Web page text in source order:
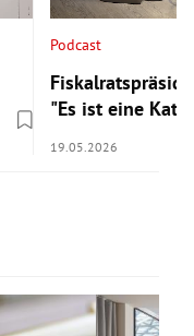
Podcast
"Es ist eine
19.05.2026